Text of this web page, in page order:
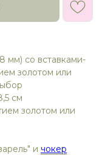
мм) со вставками-
золотом или
см
золотом или
и чокер